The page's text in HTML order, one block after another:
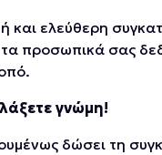
και ελεύθερη
προσωπικά σας
γνώμη!
δώσει τη